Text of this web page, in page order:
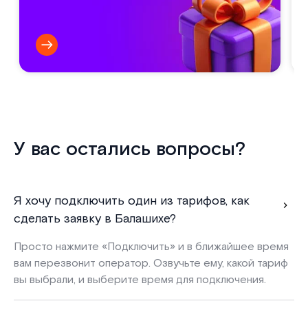
У вас остались вопросы?
Я хочу подключить один из тарифов, как
сделать заявку в Балашихе?
Просто нажмите «Подключить» и в ближайшее время
вам перезвонит оператор. Озвучьте ему, какой тариф
вы выбрали, и выберите время для подключения.